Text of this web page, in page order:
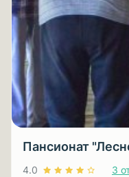
Пансионат
4.0 3